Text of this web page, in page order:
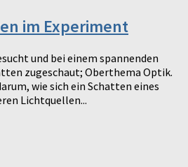
im Experiment
und bei einem spannenden
zugeschaut; Oberthema Optik.
wie sich ein Schatten eines
Lichtquellen...